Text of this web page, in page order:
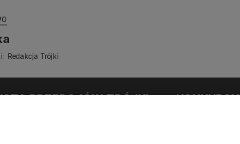
Redakcja Trójki
PRZEBOJÓW TRÓJKI KONKURSY